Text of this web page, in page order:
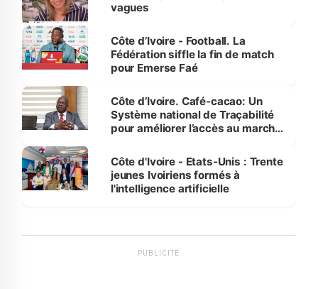
vagues
Côte d’Ivoire - Football. La
Fédération siffle la fin de match
pour Emerse Faé
Côte d’Ivoire. Café-cacao: Un
Système national de Traçabilité
pour améliorer l’accès au marché
Côte d'Ivoire - Etats-Unis : Trente
jeunes Ivoiriens formés à
l'intelligence artificielle
PUBLICITÉ